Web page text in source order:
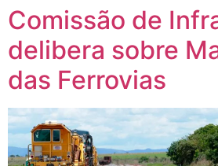
Comissão de
delibera sobre
das Ferrovias